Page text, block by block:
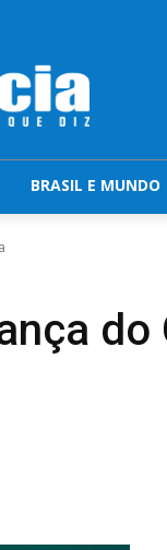
BRASIL E MUNDO
do